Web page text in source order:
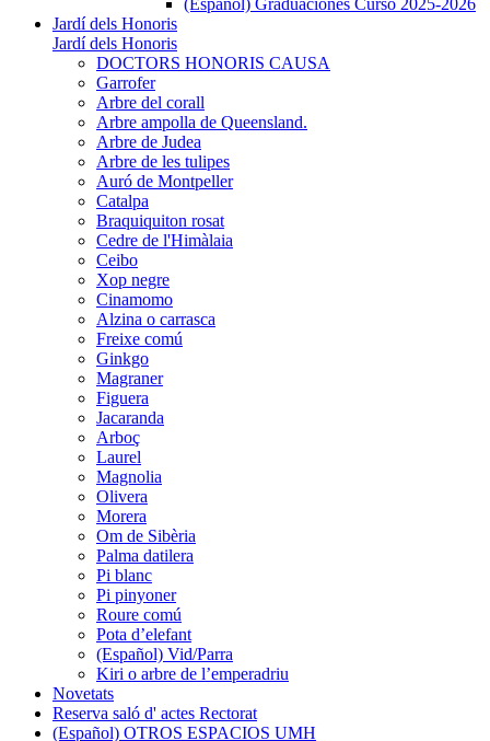
Jardí dels Honoris
Jardí dels Honoris
DOCTORS HONORIS CAUSA
Garrofer
Arbre del corall
Arbre ampolla de Queensland.
Arbre de Judea
Arbre de les tulipes
Auró de Montpeller
Catalpa
Braquiquiton rosat
Cedre de l'Himàlaia
Ceibo
Xop negre
Cinamomo
Alzina o carrasca
Freixe comú
Ginkgo
Magraner
Figuera
Jacaranda
Arboç
Laurel
Magnolia
Olivera
Morera
Om de Sibèria
Palma datilera
Pi blanc
Pi pinyoner
Roure comú
Pota d’elefant
(Español) Vid/Parra
Kiri o arbre de l’emperadriu
Novetats
Reserva saló d' actes Rectorat
(Español) OTROS ESPACIOS UMH